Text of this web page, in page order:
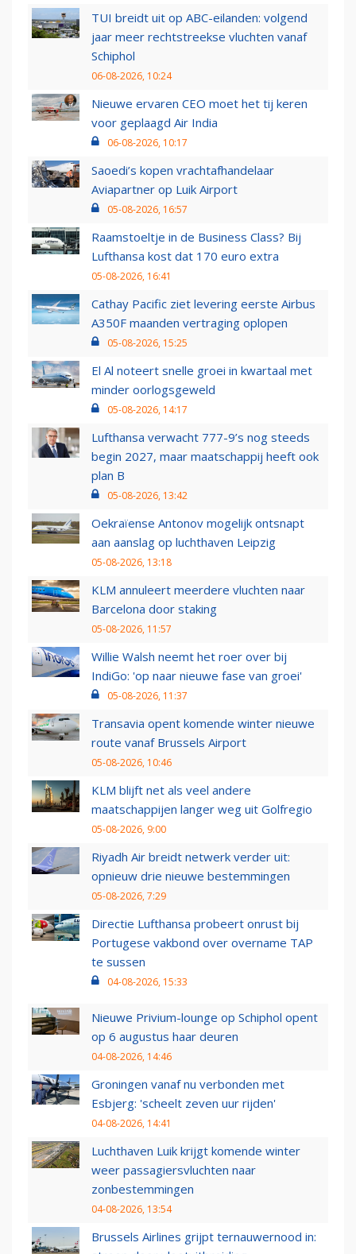
TUI breidt uit op ABC-eilanden: volgend
jaar meer rechtstreekse vluchten vanaf
Schiphol
06-08-2026, 10:24
Nieuwe ervaren CEO moet het tij keren
voor geplaagd Air India
06-08-2026, 10:17
Saoedi’s kopen vrachtafhandelaar
Aviapartner op Luik Airport
05-08-2026, 16:57
Raamstoeltje in de Business Class? Bij
Lufthansa kost dat 170 euro extra
05-08-2026, 16:41
Cathay Pacific ziet levering eerste Airbus
A350F maanden vertraging oplopen
05-08-2026, 15:25
El Al noteert snelle groei in kwartaal met
minder oorlogsgeweld
05-08-2026, 14:17
Lufthansa verwacht 777-9’s nog steeds
begin 2027, maar maatschappij heeft ook
plan B
05-08-2026, 13:42
Oekraïense Antonov mogelijk ontsnapt
aan aanslag op luchthaven Leipzig
05-08-2026, 13:18
KLM annuleert meerdere vluchten naar
Barcelona door staking
05-08-2026, 11:57
Willie Walsh neemt het roer over bij
IndiGo: 'op naar nieuwe fase van groei'
05-08-2026, 11:37
Transavia opent komende winter nieuwe
route vanaf Brussels Airport
05-08-2026, 10:46
KLM blijft net als veel andere
maatschappijen langer weg uit Golfregio
05-08-2026, 9:00
Riyadh Air breidt netwerk verder uit:
opnieuw drie nieuwe bestemmingen
05-08-2026, 7:29
Directie Lufthansa probeert onrust bij
Portugese vakbond over overname TAP
te sussen
04-08-2026, 15:33
Nieuwe Privium-lounge op Schiphol opent
op 6 augustus haar deuren
04-08-2026, 14:46
Groningen vanaf nu verbonden met
Esbjerg: 'scheelt zeven uur rijden'
04-08-2026, 14:41
Luchthaven Luik krijgt komende winter
weer passagiersvluchten naar
zonbestemmingen
04-08-2026, 13:54
Brussels Airlines grijpt ternauwernood in: